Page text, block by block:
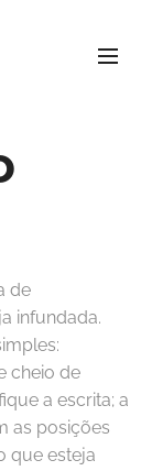
de
infundada.
cheio de
a escrita; a
as posições
que esteja